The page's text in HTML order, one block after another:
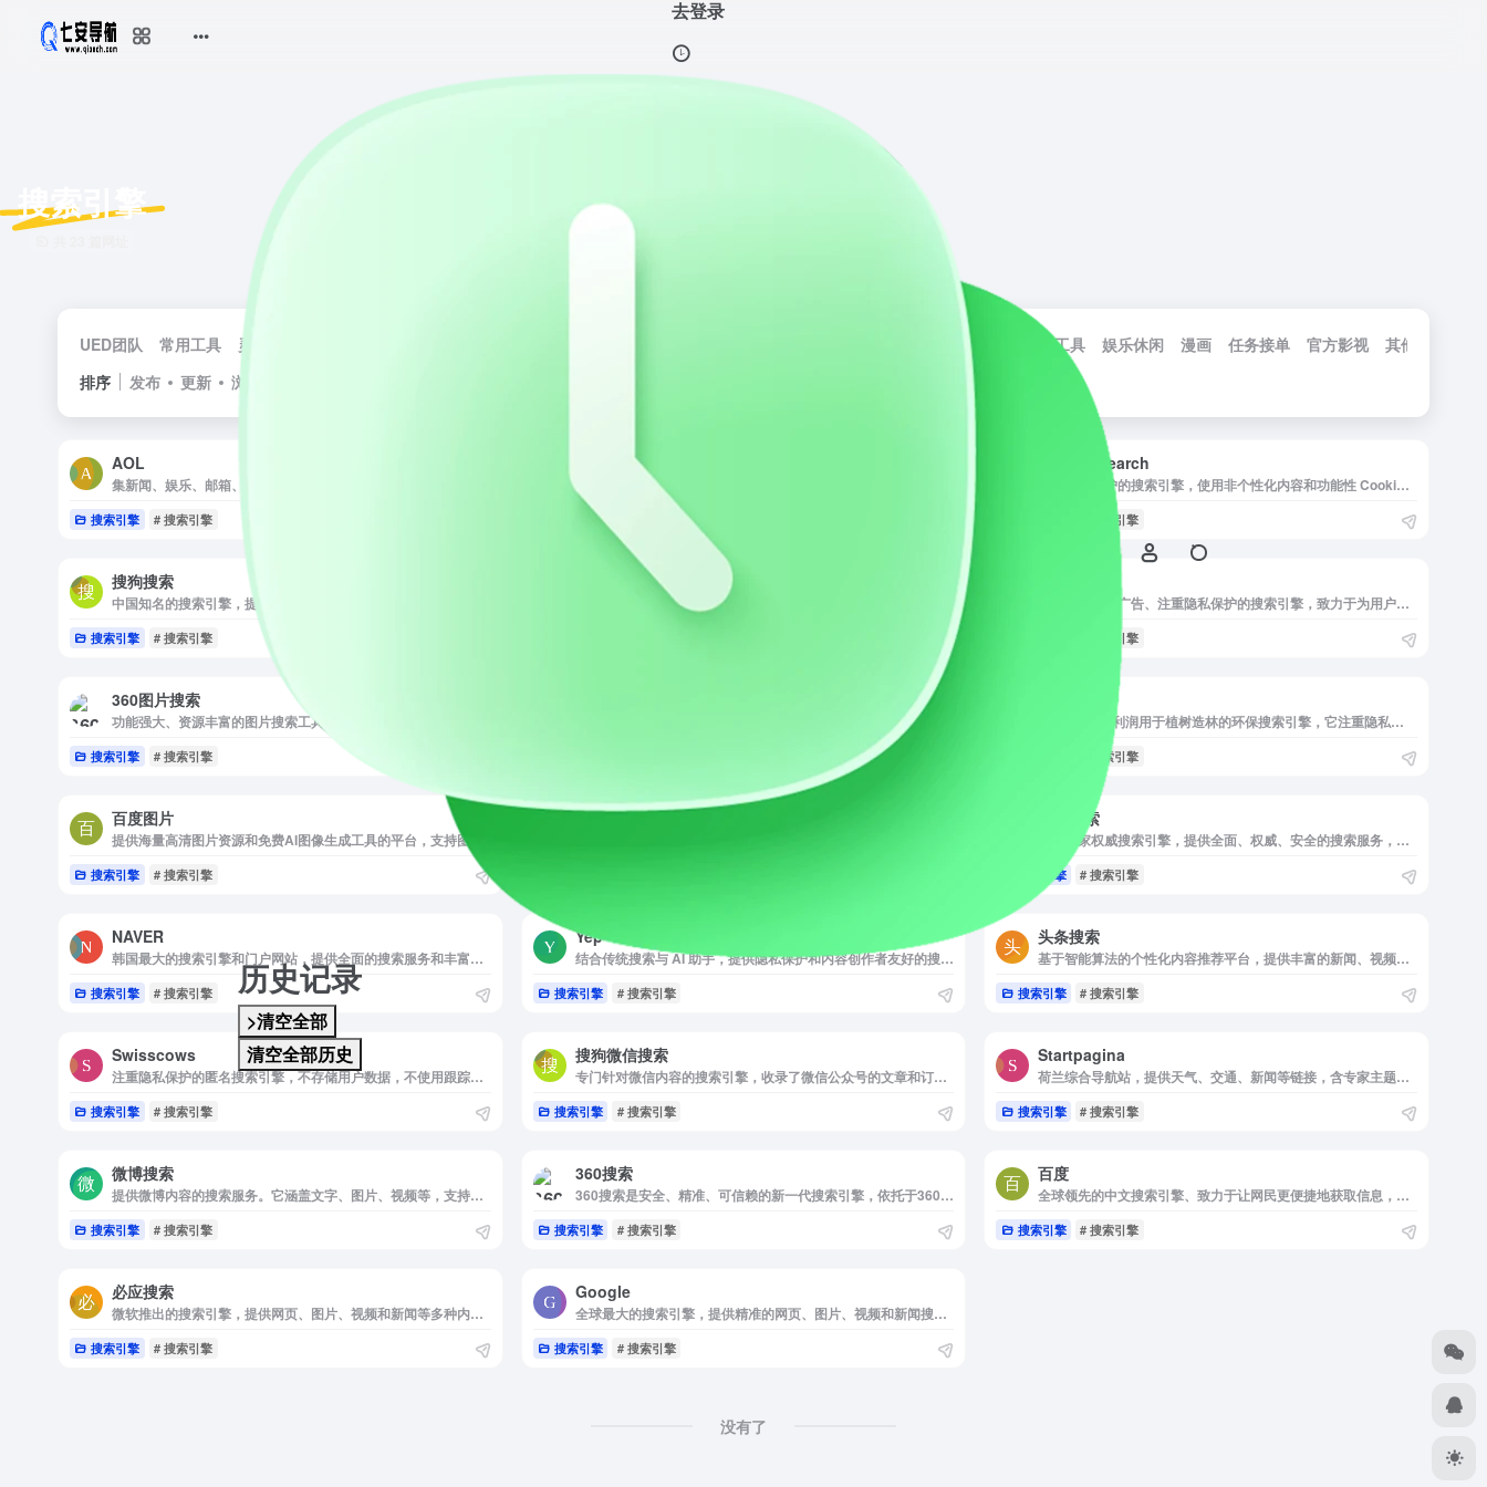
去登录
历史记录
>清空全部
清空全部历史
搜索引擎
UED团队 常用工具 灵感采集 影视下载 软件工具 娱乐休闲 漫画 任务接单 官方影视 其他工具
排序
发布 更新 浏览
AOL
搜索引擎 # 搜索引擎 搜索引擎
Visymo Search
注重隐私保护的搜索引擎，使用非个性化内容和功能性 Cookie，为用户提供安全、无广告的搜索体验。
# 搜索引擎
搜狗搜索
搜索引擎 # 搜索引擎
DuckDuckGo
来自德国的无广告、注重隐私保护的搜索引擎，致力于为用户提供快速、安全且不受干扰的搜索体验。
# 搜索引擎
360图片搜索
搜索引擎 # 搜索引擎
将至少 80% 利润用于植树造林的环保搜索引擎，它注重隐私保护，透明度高，让用户每次搜索都能为环境保护贡献力量。
# 搜索引擎
百度图片
搜索引擎 # 搜索引擎
Yandex 中国搜索
中国国家权威搜索引擎，提供全面、权威、安全的搜索服务，注重信息的准确性和合法性，是用户获取信息的可靠选择。
搜索引擎 # 搜索引擎
NAVER
韩国最大的搜索引擎和门户网站，提供全面的搜索服务和丰富的内容。它支持新闻、博客、社交媒体、在线购物等多种服务，以其强大的搜索功能和个性化推荐著称，是韩国互联网用户的主要选择之一。
搜索引擎 # 搜索引擎
Yep
结合传统搜索与 AI 助手，提供隐私保护和内容创作者友好的搜索体验。它支持文本、图片和新闻搜索，将 90% 的广告收入与创作者分享，鼓励优质内容创作。
搜索引擎 # 搜索引擎
头条搜索
基于智能算法的个性化内容推荐平台，提供丰富的新闻、视频和图片内容，实时更新热点资讯，满足用户多样化的内容需求。
搜索引擎 # 搜索引擎
Swisscows
注重隐私保护的匿名搜索引擎，不存储用户数据，不使用跟踪技术。提供安全、匿名的搜索体验，适合关注隐私和数据安全的用户。同时，它还提供家庭友好模式，确保儿童可以安全地搜索互联网。
搜索引擎 # 搜索引擎
搜狗微信搜索
专门针对微信内容的搜索引擎，收录了微信公众号的文章和订阅号内容。它提供精准的搜索结果、实时更新和多维度搜索功能，帮助用户快速找到所需内容。
搜索引擎 # 搜索引擎
Startpagina
荷兰综合导航站，提供天气、交通、新闻等链接，含专家主题页面和GoeieVraag问答社区。支持新闻订阅、本地警报查询，18+内容需密码解锁。简洁实用，适合快速浏览，推荐荷兰用户日常使用。
搜索引擎 # 搜索引擎
微博搜索
提供微博内容的搜索服务。它涵盖文字、图片、视频等，支持实时热点追踪和个性化推荐，用户可以直接在搜索结果中与微博用户互动，适合关注热点话题的用户。
搜索引擎 # 搜索引擎
360搜索
360搜索是安全、精准、可信赖的新一代搜索引擎，依托于360母品牌的安全优势，全面拦截各类钓鱼欺诈等恶意网站，提供更放心的搜索服务。
搜索引擎 # 搜索引擎
百度
全球领先的中文搜索引擎、致力于让网民更便捷地获取信息，找到所求。百度超过千亿的中文网页数据库，可以瞬间找到相关的搜索结果。
搜索引擎 # 搜索引擎
必应搜索
微软推出的搜索引擎，提供网页、图片、视频和新闻等多种内容的搜索服务，支持多语言和隐私保护功能，是全球广泛使用的搜索引擎之一。
搜索引擎 # 搜索引擎
Google
全球最大的搜索引擎，提供精准的网页、图片、视频和新闻搜索服务，支持多语言和隐私保护功能，是全球用户获取信息的重要平台。
搜索引擎 # 搜索引擎
没有了